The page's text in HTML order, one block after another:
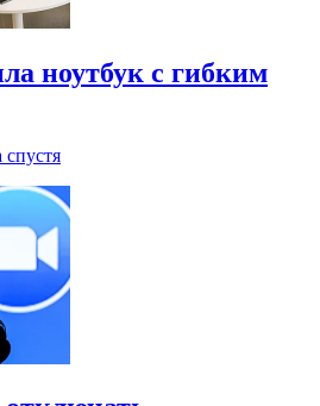
ноутбук с гибким
спустя